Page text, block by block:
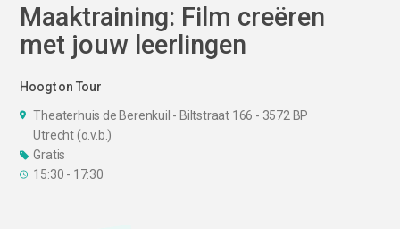
Maaktraining: Film creëren
met jouw leerlingen
Hoogt on Tour
Theaterhuis de Berenkuil - Biltstraat 166 - 3572 BP
Utrecht (o.v.b.)
Gratis
15:30 - 17:30